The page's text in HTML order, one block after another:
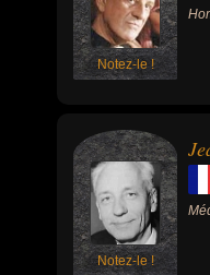
Notez-le !
Notez-le !